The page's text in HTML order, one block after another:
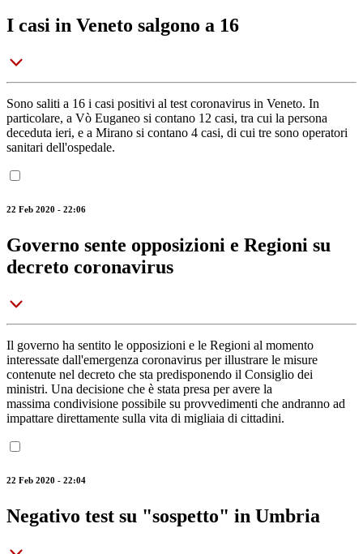
I casi in Veneto salgono a 16
Sono saliti a 16 i casi positivi al test coronavirus in Veneto. In
particolare, a Vò Euganeo si contano 12 casi, tra cui la persona
deceduta ieri, e a Mirano si contano 4 casi, di cui tre sono operatori
sanitari dell'ospedale.
22 Feb 2020 - 22:06
Governo sente opposizioni e Regioni su
decreto coronavirus
Il governo ha sentito le opposizioni e le Regioni al momento
interessate dall'emergenza coronavirus per illustrare le misure
contenute nel decreto che sta predisponendo il Consiglio dei
ministri. Una decisione che è stata presa per avere la
massima condivisione possibile su provvedimenti che andranno ad
impattare direttamente sulla vita di migliaia di cittadini.
22 Feb 2020 - 22:04
Negativo test su "sospetto" in Umbria